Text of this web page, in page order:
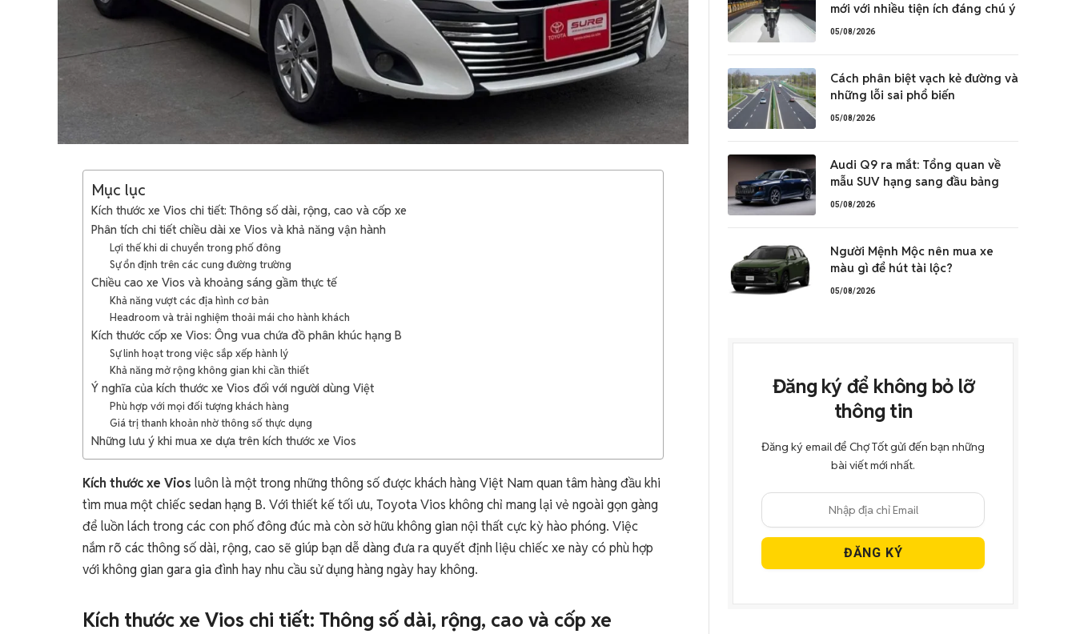
Mục lục
Kích thước xe Vios chi tiết: Thông số dài, rộng, cao và cốp xe
Phân tích chi tiết chiều dài xe Vios và khả năng vận hành
Lợi thế khi di chuyển trong phố đông
Sự ổn định trên các cung đường trường
Chiều cao xe Vios và khoảng sáng gầm thực tế
Khả năng vượt các địa hình cơ bản
Headroom và trải nghiệm thoải mái cho hành khách
Kích thước cốp xe Vios: Ông vua chứa đồ phân khúc hạng B
Sự linh hoạt trong việc sắp xếp hành lý
Khả năng mở rộng không gian khi cần thiết
Ý nghĩa của kích thước xe Vios đối với người dùng Việt
Phù hợp với mọi đối tượng khách hàng
Giá trị thanh khoản nhờ thông số thực dụng
Những lưu ý khi mua xe dựa trên kích thước xe Vios
Kích thước xe Vios luôn là một trong những thông số được khách hàng Việt Nam quan tâm hàng đầu khi
tìm mua một chiếc sedan hạng B. Với thiết kế tối ưu, Toyota Vios không chỉ mang lại vẻ ngoài gọn gàng
để luồn lách trong các con phố đông đúc mà còn sở hữu không gian nội thất cực kỳ hào phóng. Việc
nắm rõ các thông số dài, rộng, cao sẽ giúp bạn dễ dàng đưa ra quyết định liệu chiếc xe này có phù hợp
với không gian gara gia đình hay nhu cầu sử dụng hàng ngày hay không.
Kích thước xe Vios chi tiết: Thông số dài, rộng, cao và cốp xe
mới với nhiều tiện ích đáng chú ý
05/08/2026
Cách phân biệt vạch kẻ đường và
những lỗi sai phổ biến
05/08/2026
Audi Q9 ra mắt: Tổng quan về
mẫu SUV hạng sang đầu bảng
05/08/2026
Người Mệnh Mộc nên mua xe
màu gì để hút tài lộc?
05/08/2026
Đăng ký để không bỏ lỡ
thông tin
Đăng ký email để Chợ Tốt gửi đến bạn những
bài viết mới nhất.